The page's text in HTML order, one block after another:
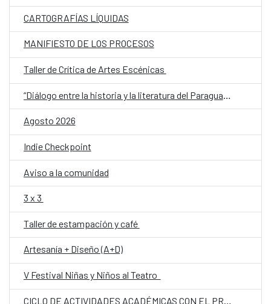
CARTOGRAFÍAS LÍQUIDAS
MANIFIESTO DE LOS PROCESOS
Taller de Crítica de Artes Escénicas
Agosto 2026
Indie Checkpoint
Aviso a la comunidad
3 x 3
Taller de estampación y café
Artesanía + Diseño (A+D)
V Festival Niñas y Niños al Teatro